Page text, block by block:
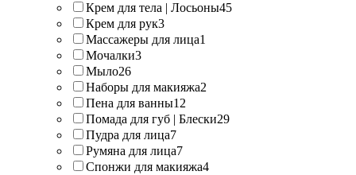
Крем для тела | Лосьоны45
Крем для рук3
Массажеры для лица1
Мочалки3
Мыло26
Наборы для макияжа2
Пена для ванны12
Помада для губ | Блески29
Пудра для лица7
Румяна для лица7
Спонжи для макияжа4